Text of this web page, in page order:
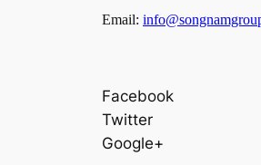
Email:
Facebook
Twitter
Google+